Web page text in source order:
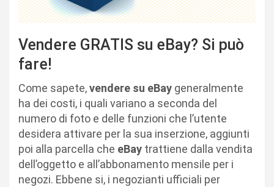
Vendere GRATIS su eBay? Si può
fare!
Come sapete,vendere su eBay generalmente
ha dei costi, i quali variano a seconda del
numero di foto e delle funzioni che l’utente
desidera attivare per la sua inserzione, aggiunti
poi alla parcella che eBay trattiene dalla vendita
dell’oggetto e all’abbonamento mensile per i
negozi. Ebbene si, i negozianti ufficiali per